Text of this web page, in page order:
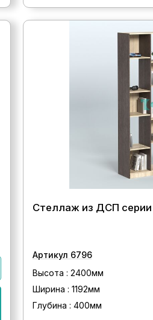
Стеллаж из ДСП
Артикул 6796
Высота : 2400мм
Ширина : 1192мм
Глубина : 400мм